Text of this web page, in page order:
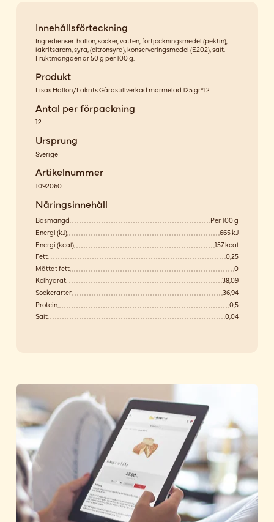
Innehållsförteckning
Ingredienser: hallon, socker, vatten, förtjockningsmedel (pektin),
lakritsarom, syra, (citronsyra), konserveringsmedel (E202), salt.
Fruktmängden är 50 g per 100 g.
Produkt
Lisas Hallon/Lakrits Gårdstillverkad marmelad 125 gr*12
Antal per förpackning
12
Ursprung
Sverige
Artikelnummer
1092060
Näringsinnehåll
Basmängd
Per 100 g
Energi (kJ)
665 kJ
Energi (kcal)
157 kcal
Fett
0,25
Mättat fett
0
Kolhydrat
38,09
Sockerarter
36,94
Protein
0,5
Salt
0,04